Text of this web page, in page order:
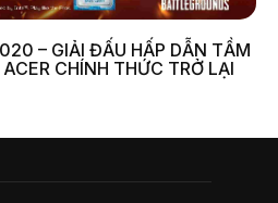
– GIẢI ĐẤU HẤP DẪN TẦM
CHÍNH THỨC TRỞ LẠI